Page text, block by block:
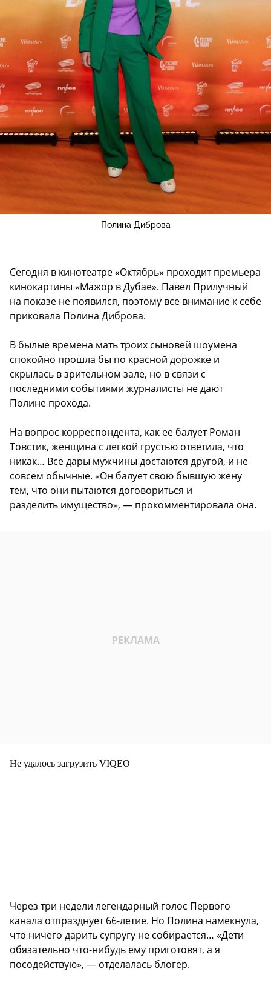
Полина Диброва
Сегодня в кинотеатре «Октябрь» проходит премьера
кинокартины «Мажор в Дубае». Павел Прилучный
на показе не появился, поэтому все внимание к себе
приковала Полина Диброва.
В былые времена мать троих сыновей шоумена
спокойно прошла бы по красной дорожке и
скрылась в зрительном зале, но в связи с
последними событиями журналисты не дают
Полине прохода.
На вопрос корреспондента, как ее балует Роман
Товстик, женщина с легкой грустью ответила, что
никак… Все дары мужчины достаются другой, и не
совсем обычные. «Он балует свою бывшую жену
тем, что они пытаются договориться и
разделить имущество», — прокомментировала она.
Не удалось загрузить VIQEO
Через три недели легендарный голос Первого
канала отпразднует 66-летие. Но Полина намекнула,
что ничего дарить супругу не собирается… «Дети
обязательно что-нибудь ему приготовят, а я
посодействую», — отделалась блогер.